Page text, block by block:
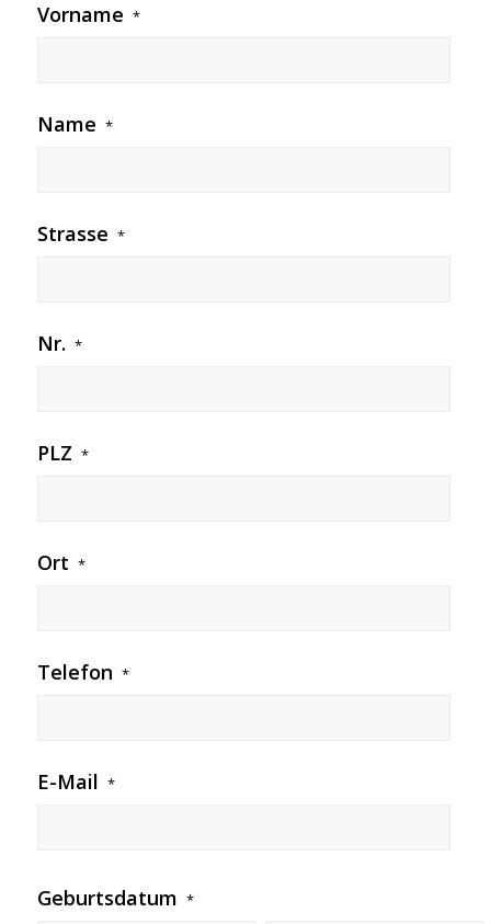
Vorname *
Name *
Strasse *
Nr. *
PLZ *
Ort *
Telefon *
E-Mail *
Geburtsdatum *